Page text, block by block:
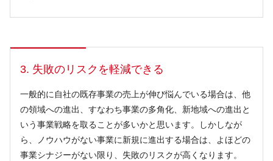
3. 失敗のリスクを軽減できる
一般的に自社の既存事業の売上が伸び悩んでいる場合は、他
の領域への進出、すなわち事業の多角化、新地域への進出と
いう事業戦略を取ることが多いかと思います。しかしなが
ら、ノウハウがない事業に新規に進出する場合は、よほどの
事業シナジーがない限り、失敗のリスクが高くなります。